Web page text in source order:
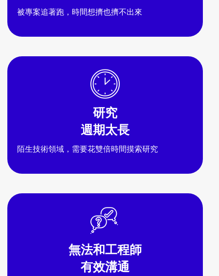
被專案追著跑，時間想擠也擠不出來
研究
週期太長
陌生技術領域，需要花雙倍時間摸索研究
無法和工程師
有效溝通